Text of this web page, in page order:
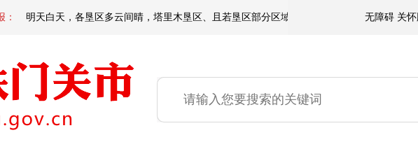
：间到明天白天，各垦区多云间晴，塔里木垦区、且若垦区部分区域有短时扬沙或浮尘，局部
无障碍 关怀